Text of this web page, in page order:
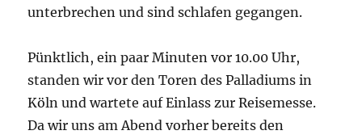
unterbrechen und sind schlafen gegangen.
Pünktlich, ein paar Minuten vor 10.00 Uhr,
standen wir vor den Toren des Palladiums in
Köln und wartete auf Einlass zur Reisemesse.
Da wir uns am Abend vorher bereits den